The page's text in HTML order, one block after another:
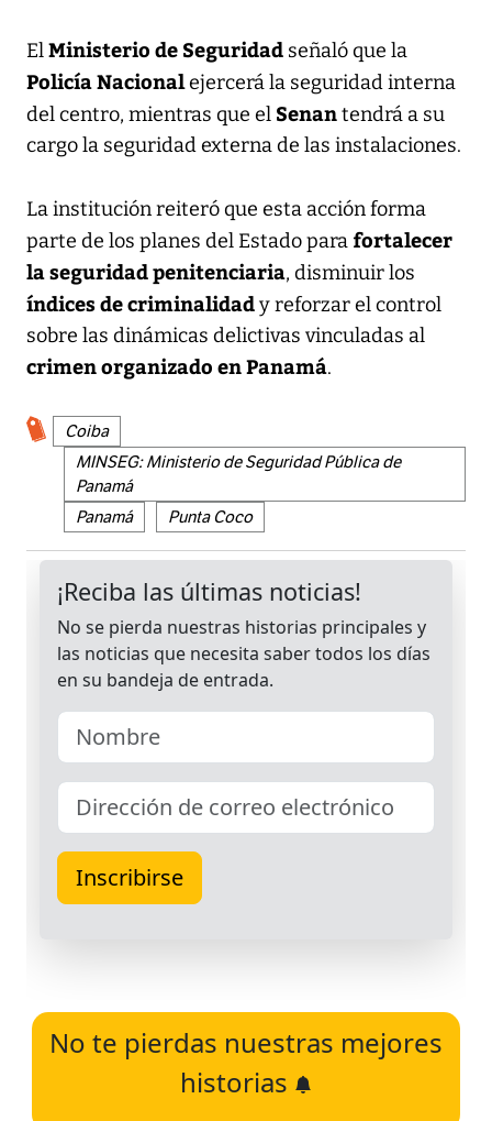
ElMinisterio de Seguridad señaló que la
Policía Nacionalejercerá la seguridad interna
del centro, mientras que el Senantendrá a su
cargo la seguridad externa de las instalaciones.
La institución reiteró que esta acción forma
parte de los planes del Estado para fortalecer
la seguridad penitenciaria, disminuir los
índices de criminalidady reforzar el control
sobre las dinámicas delictivas vinculadas al
crimen organizado en Panamá.
Coiba
MINSEG: Ministerio de Seguridad Pública de
Panamá
Panamá
Punta Coco
No te pierdas nuestras mejores
historias